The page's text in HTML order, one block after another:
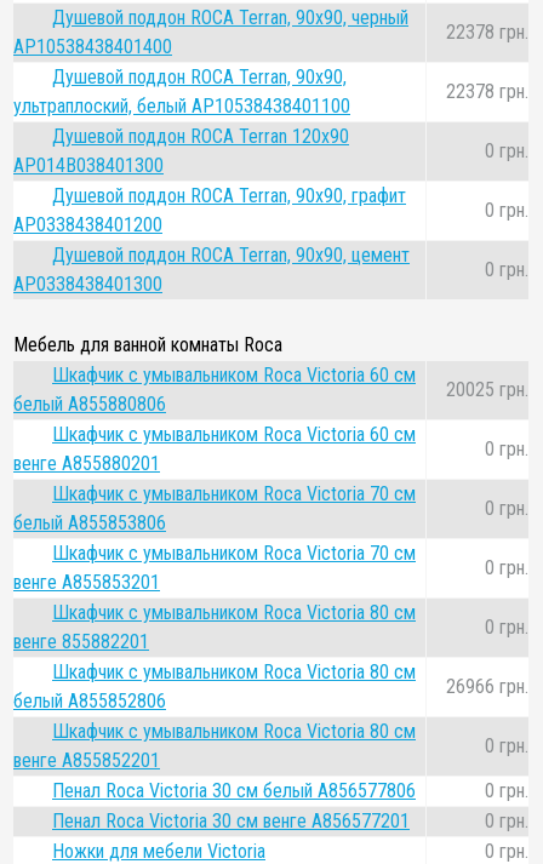
Душевой поддон ROCA Terran, 90х90, черный
AP10538438401400
22378 грн.
Душевой поддон ROCA Terran, 90х90,
ультраплоский, белый AP10538438401100
22378 грн.
Душевой поддон ROCA Terran 120х90
AP014B038401300
0 грн.
Душевой поддон ROCA Terran, 90х90, графит
AP0338438401200
0 грн.
Душевой поддон ROCA Terran, 90х90, цемент
AP0338438401300
0 грн.
Мебель для ванной комнаты Roca
Шкафчик с умывальником Roca Victoria 60 см
белый A855880806
20025 грн.
Шкафчик с умывальником Roca Victoria 60 см
венге A855880201
0 грн.
Шкафчик с умывальником Roca Victoria 70 см
белый A855853806
0 грн.
Шкафчик с умывальником Roca Victoria 70 см
венге A855853201
0 грн.
Шкафчик с умывальником Roca Victoria 80 см
венге 855882201
0 грн.
Шкафчик с умывальником Roca Victoria 80 см
белый A855852806
26966 грн.
Шкафчик с умывальником Roca Victoria 80 см
венге A855852201
0 грн.
Пенал Roca Victoria 30 см белый A856577806
0 грн.
Пенал Roca Victoria 30 см венге A856577201
0 грн.
Ножки для мебели Victoria
0 грн.